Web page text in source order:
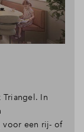
Triangel. In
voor een rij- of